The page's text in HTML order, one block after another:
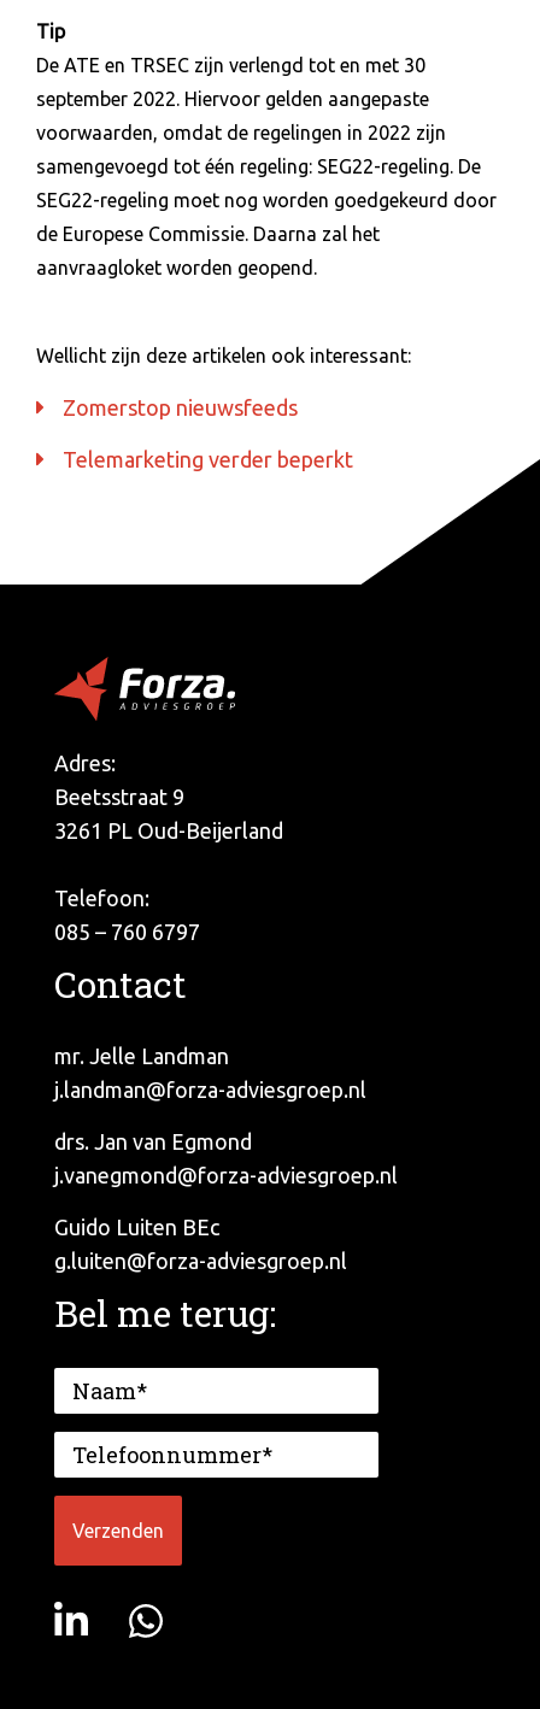
Tip
De ATE en TRSEC zijn verlengd tot en met 30
september 2022. Hiervoor gelden aangepaste
voorwaarden, omdat de regelingen in 2022 zijn
samengevoegd tot één regeling: SEG22-regeling. De
SEG22-regeling moet nog worden goedgekeurd door
de Europese Commissie. Daarna zal het
aanvraagloket worden geopend.
Wellicht zijn deze artikelen ook interessant:
Zomerstop nieuwsfeeds
Telemarketing verder beperkt
Adres:
Beetsstraat 9
3261 PL Oud-Beijerland
Telefoon:
085 – 760 6797
Contact
mr. Jelle Landman
j.landman@forza-adviesgroep.nl
drs. Jan van Egmond
j.vanegmond@forza-adviesgroep.nl
Guido Luiten BEc
g.luiten@forza-adviesgroep.nl
Bel me terug: